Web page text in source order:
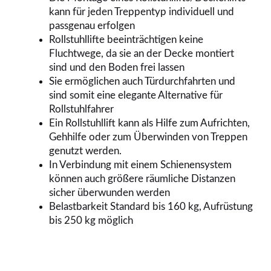
kann für jeden Treppentyp individuell und
passgenau erfolgen
Rollstuhllifte beeinträchtigen keine
Fluchtwege, da sie an der Decke montiert
sind und den Boden frei lassen
Sie ermöglichen auch Türdurchfahrten und
sind somit eine elegante Alternative für
Rollstuhlfahrer
Ein Rollstuhllift kann als Hilfe zum Aufrichten,
Gehhilfe oder zum Überwinden von Treppen
genutzt werden.
In Verbindung mit einem Schienensystem
können auch größere räumliche Distanzen
sicher überwunden werden
Belastbarkeit Standard bis 160 kg, Aufrüstung
bis 250 kg möglich